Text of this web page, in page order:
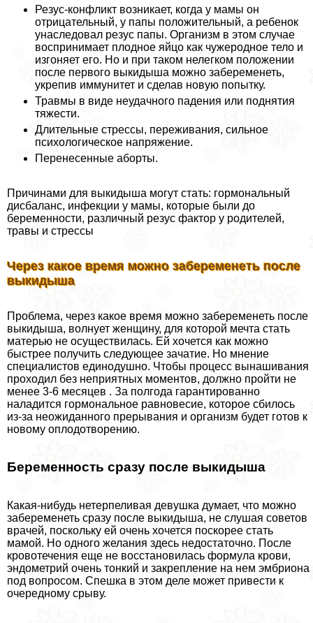
Резус-конфликт возникает, когда у мамы он
отрицательный, у папы положительный, а ребенок
унаследовал резус папы. Организм в этом случае
воспринимает плодное яйцо как чужеродное тело и
изгоняет его. Но и при таком нелегком положении
после первого выкидыша можно забеременеть,
укрепив иммунитет и сделав новую попытку.
Травмы в виде неудачного падения или поднятия
тяжести.
Длительные стрессы, переживания, сильное
психологическое напряжение.
Перенесенные aбopты.
Причинами для выкидыша могут стать: гормональный
дисбаланс, инфекции у мамы, которые были до
беременности, различный резус фактор у родителей,
травы и стрессы
Через какое время можно забеременеть после
выкидыша
Проблема, через какое время можно забеременеть после
выкидыша, волнует женщину, для которой мечта стать
матерью не осуществилась. Ей хочется как можно
быстрее получить следующее зачатие. Но мнение
специалистов единодушно. Чтобы процесс вынашивания
проходил без неприятных моментов, должно пройти не
менее 3-6 месяцев . За полгода гарантированно
наладится гормональное равновесие, которое сбилось
из-за неожиданного прерывания и организм будет готов к
новому оплодотворению.
Беременность сразу после выкидыша
Какая-нибудь нетерпеливая дeвyшка думает, что можно
забеременеть сразу после выкидыша, не слушая советов
врачей, поскольку ей очень хочется поскорее стать
мамой. Но одного желания здесь недостаточно. После
кровотечения еще не восстановилась формула крови,
эндометрий очень тонкий и закрепление на нем эмбриона
под вопросом. Спешка в этом деле может привести к
очередному срыву.